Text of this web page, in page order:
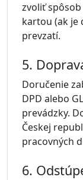
zvoliť
kartou (ak je
prevzatí.
5.
Doručenie
DPD alebo
prevádzky.
Českej
pracovných
6.